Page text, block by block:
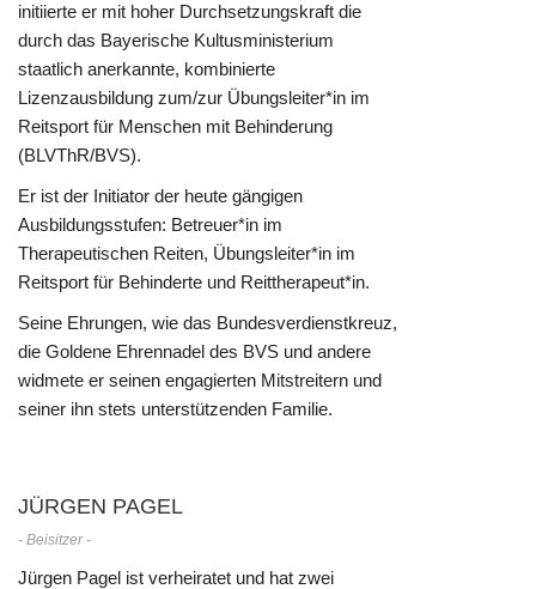
initiierte er mit hoher Durchsetzungskraft die
durch das Bayerische Kultusministerium
staatlich anerkannte, kombinierte
Lizenzausbildung zum/zur Übungsleiter*in im
Reitsport für Menschen mit Behinderung
(BLVThR/BVS).
Er ist der Initiator der heute gängigen
Ausbildungsstufen: Betreuer*in im
Therapeutischen Reiten, Übungsleiter*in im
Reitsport für Behinderte und Reittherapeut*in.
Seine Ehrungen, wie das Bundesverdienstkreuz,
die Goldene Ehrennadel des BVS und andere
widmete er seinen engagierten Mitstreitern und
seiner ihn stets unterstützenden Familie.
JÜRGEN PAGEL
- Beisitzer -
Jürgen Pagel ist verheiratet und hat zwei